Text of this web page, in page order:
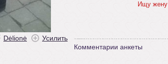
Dėlionė Усилить
Ищу жену
Комментарии анкеты